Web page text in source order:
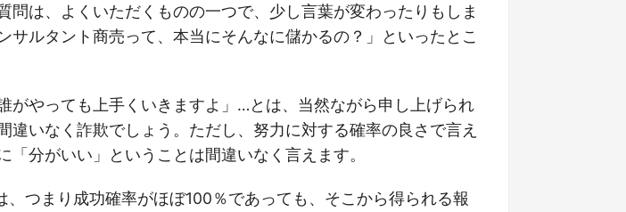
問は、よくいただくものの一つで、少し言葉が変わったりもしま
サルタント商売って、本当にそんなに儲かるの？」といったとこ
がやっても上手くいきますよ」…とは、当然ながら申し上げられ
違いなく詐欺でしょう。ただし、努力に対する確率の良さで言え
「分がいい」ということは間違いなく言えます。
、つまり成功確率がほぼ100％であっても、そこから得られる報